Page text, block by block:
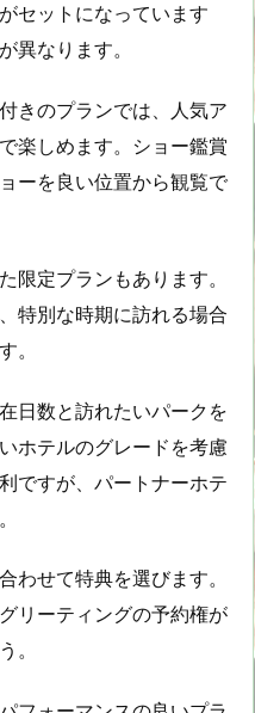
セットになっています
異なります。
きのプランでは、人気ア
楽しめます。ショー鑑賞
ーを良い位置から観覧で
限定プランもあります。
特別な時期に訪れる場合
。
日数と訪れたいパークを
ホテルのグレードを考慮
ですが、パートナーホテ
わせて特典を選びます。
リーティングの予約権が
。